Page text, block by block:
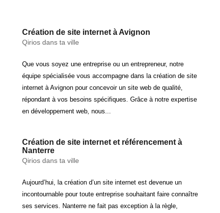
Création de site internet à Avignon
Qirios dans ta ville
Que vous soyez une entreprise ou un entrepreneur, notre
équipe spécialisée vous accompagne dans la création de site
internet à Avignon pour concevoir un site web de qualité,
répondant à vos besoins spécifiques. Grâce à notre expertise
en développement web, nous...
Création de site internet et référencement à
Nanterre
Qirios dans ta ville
Aujourd’hui, la création d’un site internet est devenue un
incontournable pour toute entreprise souhaitant faire connaître
ses services. Nanterre ne fait pas exception à la règle,